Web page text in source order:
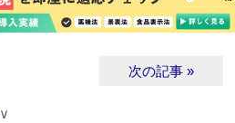
次の記事 »
∨